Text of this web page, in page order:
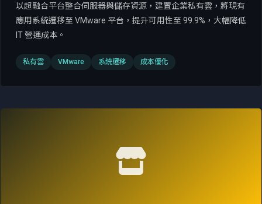
以超融合平台整合伺服器與儲存資源，建置企業私有雲，將現有
應用系統遷移至 VMware 平台，提升可用性至 99.9%，大幅降低
IT 營運成本。
私有雲 VMware 系統遷移 成本優化